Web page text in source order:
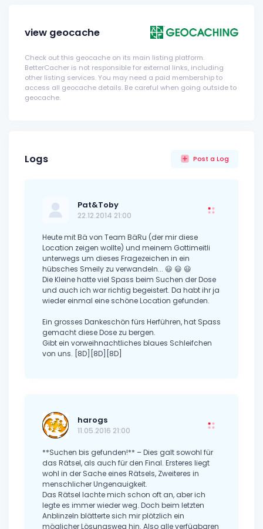
view geocache
Check out this geocache on its main listing platform.
BetterCacher is not responsible for external links, including
other listing services. You may need a paid membership to
access all geocache details. Be careful when going outside to
geocache.
Logs Post a Log
Pat&Toby
22.12.2014 21:00
Heute mit Bä von Team BäRu (der mir diese
Location zeigen wollte) und meinem Gottimeitli
unterwegs um dieses Fragezeichen in ein
hübsches Smeily zu verwandeln... 😃 😃 😃
Die Kleine hatte viel Spass beim Suchen der Dose
und auch ich war richtig begeistert. Da habt ihr ja
wieder einmal eine schöne Location gefunden.
Ein grosses Dankeschön fürs Herführen, hat Spass
gemacht diese Dose zu bergen.
Gibt ein vorweihnachtliches blaues Schleifchen
von uns. [8D][8D][8D]
harogs
11.05.2016 21:00
**Suchen bis gefunden!** – Dies galt sowohl für
das Rätsel, als auch für den Final. Ersteres liegt
wohl in der Sache eines Rätsels, Zweiteres in
menschlicher Ungenauigkeit.
Das Rätsel lachte mich schon oft an, aber ich
legte es immer wieder weg. Doch beim letzten
Anblinzeln blätterte sich mir plötzlich ein
möglicher Lösungsweg hin. Also alle verfügbaren